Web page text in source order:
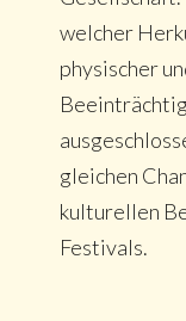
welcher
physischer
gleichen
kulturellen
Festivals.